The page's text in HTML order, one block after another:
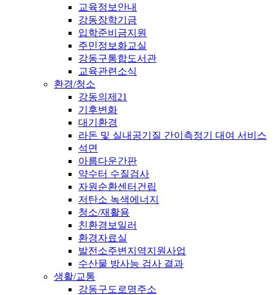
교육정보안내
강동장학기금
입학준비금지원
주민정보화교실
강동구통합도서관
교육관련소식
환경/청소
강동의제21
기후변화
대기환경
라돈 및 실내공기질 간이측정기 대여 서비스
석면
아름다운간판
약수터 수질검사
자원순환센터건립
저탄소 녹색에너지
청소/재활용
친환경보일러
환경자료실
발전소주변지역지원사업
수산물 방사능 검사 결과
생활/교통
강동구도로명주소